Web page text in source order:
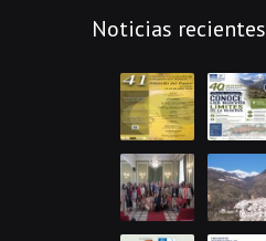
Noticias recientes